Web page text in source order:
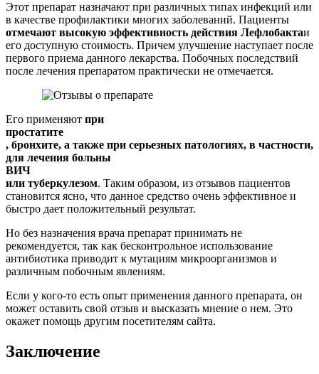
Этот препарат назначают при различных типах инфекций или
в качестве профилактики многих заболеваний. Пациенты
отмечают высокую эффективность действия Лефлобактаи
его доступную стоимость. Причем улучшение наступает после
первого приема данного лекарства. Побочных последствий
после лечения препаратом практически не отмечается.
Его применяют при
простатите
, бронхите, а также при серьезных патологиях, в частности,
для лечения больны
ВИЧ
или туберкулезом. Таким образом, из отзывов пациентов
становится ясно, что данное средство очень эффективное и
быстро дает положительный результат.
Но без назначения врача препарат принимать не
рекомендуется, так как бесконтрольное использование
антибиотика приводит к мутациям микроорганизмов и
различным побочным явлениям.
Если у кого-то есть опыт применения данного препарата, он
может оставить свой отзыв и высказать мнение о нем. Это
окажет помощь другим посетителям сайта.
Заключение